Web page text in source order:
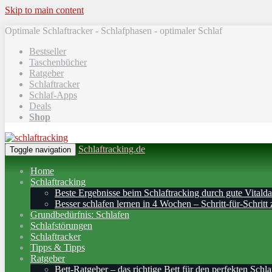
Skip to main content
Optimale Schlaftracker - Schlafphasen - optimaler Schlaf
Bestseller
Taschenbücher
Ratgeber
Schlaftracker
Schlaf-Apps
Deals
Shop
Toggle navigation Schlaftracking.de
Home
Schlaftracking
Beste Ergebnisse beim Schlaftracking durch gute
Besser schlafen lernen in 4 Wochen – Schritt‑für‑Schritt
Grundbedürfnis: Schlafen
Schlafstörungen
Schlaftracker
Tipps & Tipps
Ratgeber
Bett-Ratgeber – das richtige Bett für den perfekten